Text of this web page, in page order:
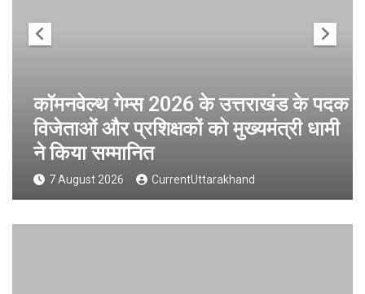
कॉमनवेल्थ गेम्स 2026 के उत्तराखंड के पदक
विजेताओं और प्रशिक्षकों को मुख्यमंत्री धामी
ने किया सम्मानित
7 August 2026 CurrentUttarakhand